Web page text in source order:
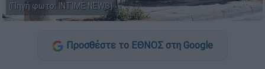
(Πηγή φωτο: INTIME NEWS)
Προσθέστε το ΕΘΝΟΣ στη Google